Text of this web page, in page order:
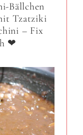
Bällchen
Tzatziki
– Fix
❤